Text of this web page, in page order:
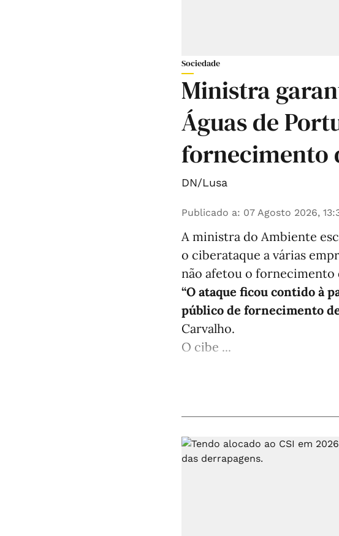
Sociedade
Ministra
Águas de
fornecimento
DN/Lusa
Publicado a: 07 Agosto 2026,
A ministra do Ambiente
o ciberataque a várias
não afetou o fornecimento
“O ataque ficou contido à
público de fornecimento
Carvalho.
O cibe ...